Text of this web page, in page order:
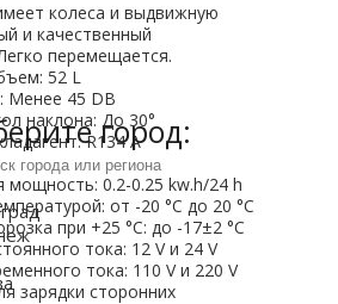
колеса и выдвижную
и качественный
перемещается.
52 L
Менее 45 DB
наклона: До 30°
R134 A
45±5 W
мощность: 0.2-0.25 kw.h/24 h
от -20 °С до 20 °С
при +25 °C: до -17±2 °С
тока: 12 V и 24 V
тока: 110 V и 220 V
зарядки сторонних
город: